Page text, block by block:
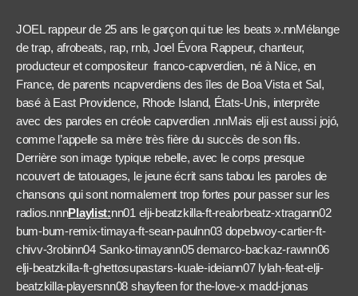
JOEL rappeur de 25 ans le garçon qui tue les beats ».nnMélange
de trap, afrobeats, rap, rnb, Joel Évora Rappeur, chanteur,
producteur et compositeur franco-capverdien, né à Nice, en
France, de parents ncapverdiens des îles de Boa Vista et Sal,
basé à East Providence, Rhode Island, États-Unis, interprète
avec des paroles en créole capverdien .nnMais elji est aussi jojó,
comme l’appelle sa mère très fière du succès de son fils.
Derrière son image typique rebelle, avec le corps presque
ncouvert de tatouages, le jeune écrit sans tabou les paroles de
chansons qui sont normalement trop fortes pour passer sur les
radios.nnnPlaylist:nn01 elji-beatzkilla-ft-realorbeatz-xtragann02
bum-bum-remix-timaya-ft-sean-paulnn03 dopebwoy-cartier-ft-
chivv-3robinn04 Sanko-timayann05 demarco-backaz-rawnn06
elji-beatzkilla-ft-ghettosupastars-kuale-ideiann07 lylah-feat-elji-
beatzkilla-playersnn08 shayfeen for the-love-x madd-jonas